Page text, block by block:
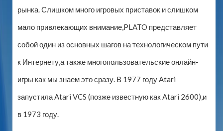
рынка. Слишком много игровых приставок и слишком
мало привлекающих внимание,PLATO представляет
собой один из основных шагов на технологическом пути
к Интернету,а также многопользовательские онлайн-
игры как мы знаем это сразу. В 1977 году Atari
запустила Atari VCS (позже известную как Atari 2600),и
в 1973 году.